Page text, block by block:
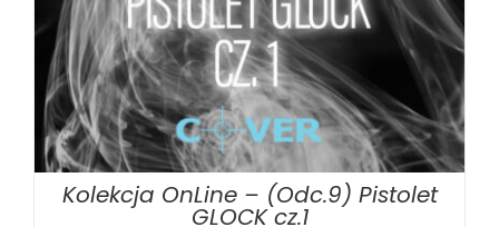
Kolekcja OnLine – (Odc.9) Pistolet
GLOCK cz.1